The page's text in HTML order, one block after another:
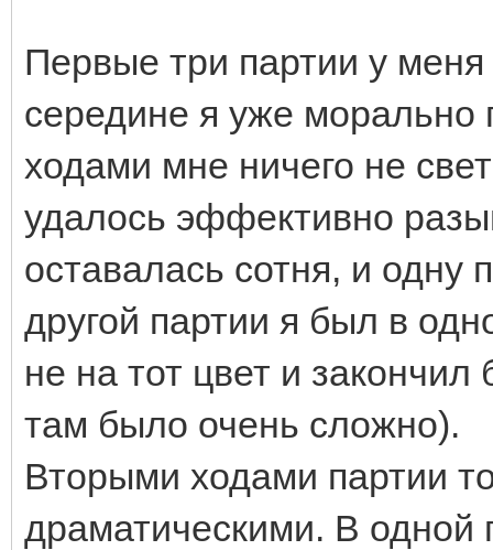
Первые три партии у
середине я уже морально
ходами мне ничего не
удалось эффективно
оставалась сотня, и
другой партии я был в
не на тот цвет и закончил
там было очень сложно).
Вторыми ходами партии
драматическими. В одной